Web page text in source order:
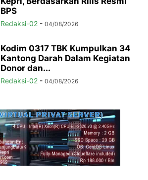
BPS
Redaksi-02 - 04/08/2026
Kodim 0317 TBK Kumpulkan 34
Kantong Darah Dalam Kegiatan
Donor dan...
Redaksi-02 - 04/08/2026